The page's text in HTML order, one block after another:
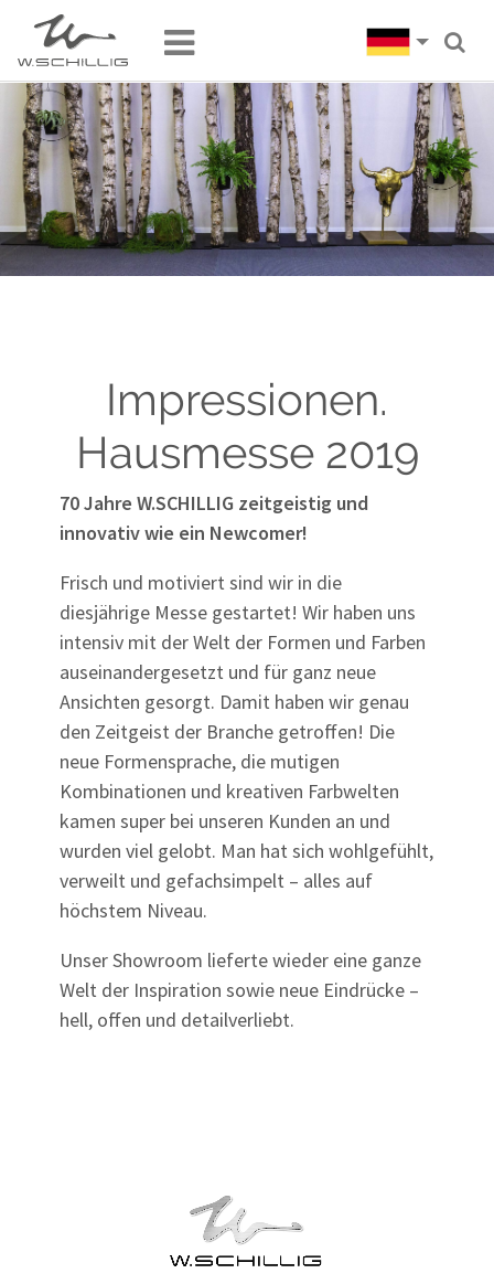
Impressionen.
Hausmesse 2019
70 Jahre W.SCHILLIG zeitgeistig und
innovativ wie ein Newcomer!
Frisch und motiviert sind wir in die
diesjährige Messe gestartet! Wir haben uns
intensiv mit der Welt der Formen und Farben
auseinandergesetzt und für ganz neue
Ansichten gesorgt. Damit haben wir genau
den Zeitgeist der Branche getroffen! Die
neue Formensprache, die mutigen
Kombinationen und kreativen Farbwelten
kamen super bei unseren Kunden an und
wurden viel gelobt. Man hat sich wohlgefühlt,
verweilt und gefachsimpelt – alles auf
höchstem Niveau.
Unser Showroom lieferte wieder eine ganze
Welt der Inspiration sowie neue Eindrücke –
hell, offen und detailverliebt.